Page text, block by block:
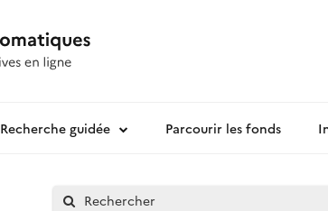
Recherche guidée Parcourir les fonds